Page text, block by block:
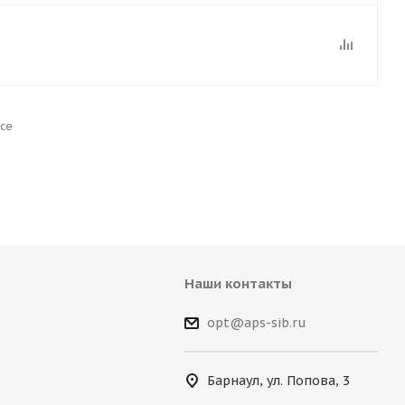
Наши контакты
opt@aps-sib.ru
Барнаул, ул. Попова, 3